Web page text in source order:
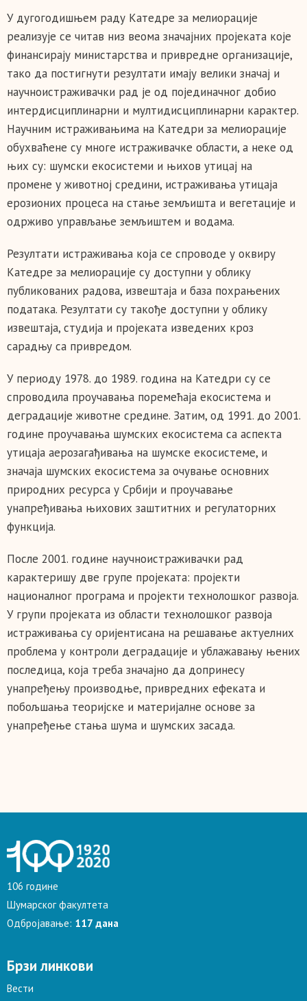
У дугогодишњем раду Катедре за мелиорације
реализује се читав низ веома значајних пројеката које
финансирају министарства и привредне организације,
тако да постигнути резултати имају велики значај и
научноистраживачки рад је од појединачног добио
интердисциплинарни и мултидисциплинарни карактер.
Научним истраживањима на Катедри за мелиорације
обухваћене су многе истраживачке области, а неке од
њих су: шумски екосистеми и њихов утицај на
промене у животној средини, истраживања утицаја
ерозионих процеса на стање земљишта и вегетације и
одрживо управљање земљиштем и водама.
Резултати истраживања која се спроводе у оквиру
Катедре за мелиорације су доступни у облику
публикованих радова, извештаја и база похрањених
података. Резултати су такође доступни у облику
извештаја, студија и пројеката изведених кроз
сарадњу са привредом.
У периоду 1978. до 1989. година на Катедри су се
спроводила проучавања поремећаја екосистема и
деградације животне средине. Затим, од 1991. до 2001.
године проучавања шумских екосистема са аспекта
утицаја аерозагађивања на шумске екосистеме, и
значаја шумских екосистема за очување основних
природних ресурса у Србији и проучавање
унапређивања њихових заштитних и регулаторних
функција.
После 2001. године научноистраживачки рад
карактеришу две групе пројеката: пројекти
националног програма и пројекти технолошког развоја.
У групи пројеката из области технолошког развоја
истраживања су оријентисана на решавање актуелних
проблема у контроли деградације и ублажавању њених
последица, која треба значајно да допринесу
унапређењу производње, привредних ефеката и
побољшања теоријске и материјалне основе за
унапређење стања шума и шумских засада.
106 године
Шумарског факултета
Одбројавање: 117 дана
Брзи линкови
Вести